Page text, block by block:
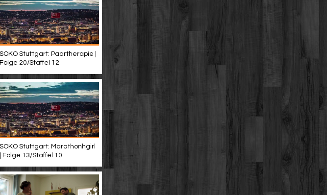
SOKO Stuttgart: Paartherapie |
Folge 20/Staffel 12
SOKO Stuttgart: Marathonhgirl
| Folge 13/Staffel 10